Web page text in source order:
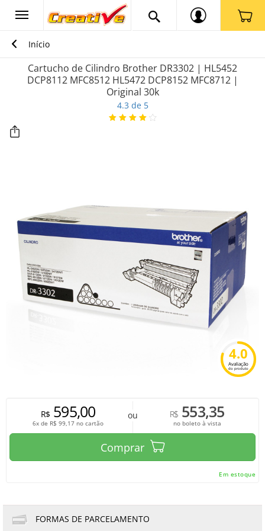
Início
Cartucho de Cilindro Brother DR3302 | HL5452
DCP8112 MFC8512 HL5472 DCP8152 MFC8712 |
Original 30k
4.3 de 5
4.0
Avaliação
do produto
R$595,00
6x de R$ 99,17 no cartão
ou R$ 553,35
no boleto à vista
Comprar
Em estoque
FORMAS DE PARCELAMENTO